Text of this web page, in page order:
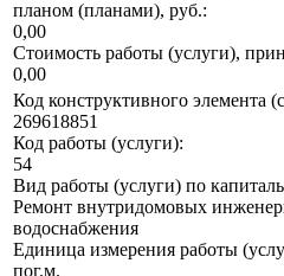
планом (планами), руб.:
0,00
Стоимость работы (услуги),
0,00
Код конструктивного элемента
269618851
Код работы (услуги):
54
Вид работы (услуги) по
Ремонт внутридомовых
водоснабжения
Единица измерения работы
пог.м.